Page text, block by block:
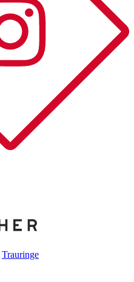
Trauringe